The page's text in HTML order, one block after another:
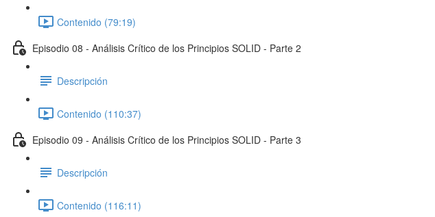
Contenido (79:19)
Episodio 08 - Análisis Crítico de los Principios SOLID - Parte 2
Descripción
Contenido (110:37)
Episodio 09 - Análisis Crítico de los Principios SOLID - Parte 3
Descripción
Contenido (116:11)